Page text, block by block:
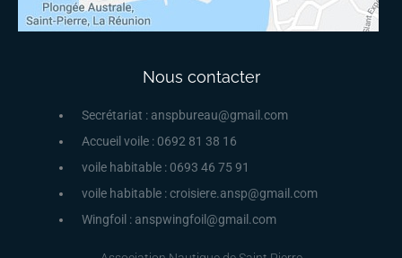
Nous contacter
Secrétariat : anspbureau@gmail.com
Accueil voile : 0692 81 38 16
voile habitable : 0693 46 75 91
voile habitable : croisiere.ansp@gmail.com
Wingfoil : anspwingfoil@gmail.com